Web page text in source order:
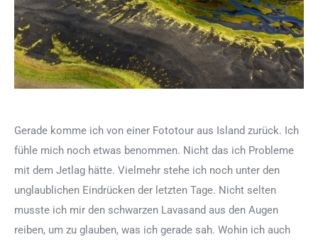
Gerade komme ich von einer Fototour aus Island zurück. Ich
fühle mich noch etwas benommen. Nicht das ich Probleme
mit dem Jetlag hätte. Vielmehr stehe ich noch unter den
unglaublichen Eindrücken der letzten Tage. Nicht selten
musste ich mir den schwarzen Lavasand aus den Augen
reiben, um zu glauben, was ich gerade sah. Wohin ich auch